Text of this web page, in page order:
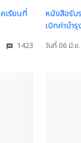
เรียนที่
1423
หนังสือรับ
เบิกค่าบำ
วันที่ 06 มิ.ย